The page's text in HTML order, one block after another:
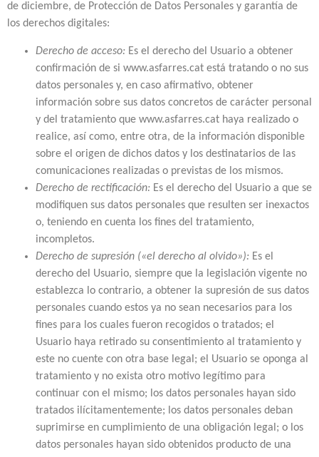
de diciembre, de Protección de Datos Personales y garantía de
los derechos digitales:
Derecho de acceso: Es el derecho del Usuario a obtener
confirmación de si www.asfarres.cat está tratando o no sus
datos personales y, en caso afirmativo, obtener
información sobre sus datos concretos de carácter personal
y del tratamiento que www.asfarres.cat haya realizado o
realice, así como, entre otra, de la información disponible
sobre el origen de dichos datos y los destinatarios de las
comunicaciones realizadas o previstas de los mismos.
Derecho de rectificación: Es el derecho del Usuario a que se
modifiquen sus datos personales que resulten ser inexactos
o, teniendo en cuenta los fines del tratamiento,
incompletos.
Derecho de supresión («el derecho al olvido»): Es el
derecho del Usuario, siempre que la legislación vigente no
establezca lo contrario, a obtener la supresión de sus datos
personales cuando estos ya no sean necesarios para los
fines para los cuales fueron recogidos o tratados; el
Usuario haya retirado su consentimiento al tratamiento y
este no cuente con otra base legal; el Usuario se oponga al
tratamiento y no exista otro motivo legítimo para
continuar con el mismo; los datos personales hayan sido
tratados ilícitamentemente; los datos personales deban
suprimirse en cumplimiento de una obligación legal; o los
datos personales hayan sido obtenidos producto de una